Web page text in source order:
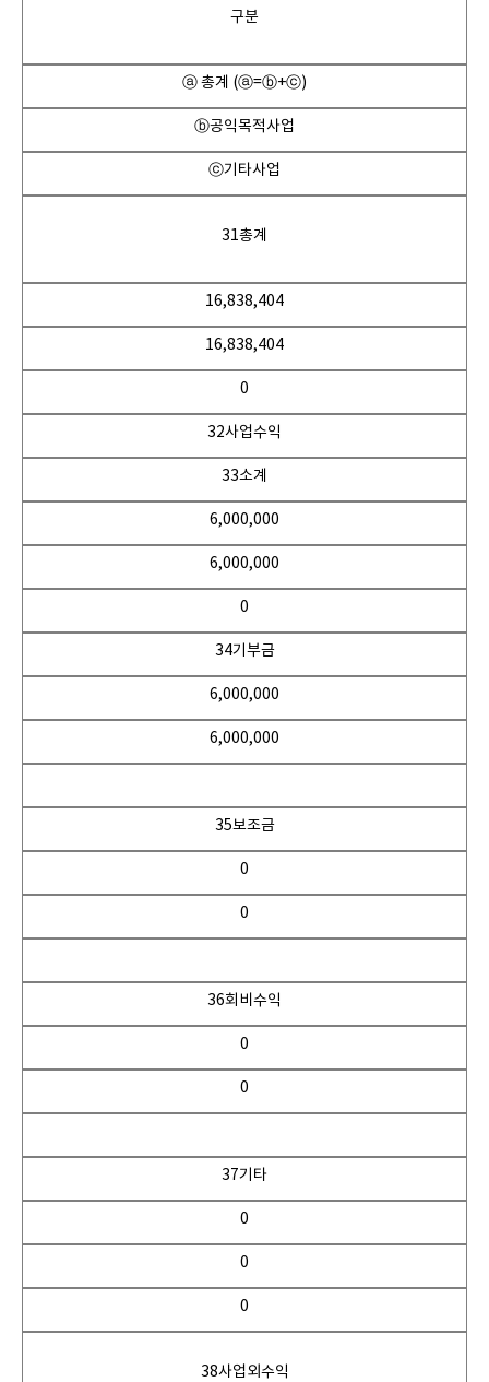
구분
ⓐ 총계 (ⓐ=ⓑ+ⓒ)
ⓑ공익목적사업
ⓒ기타사업
31총계
16,838,404
16,838,404
0
32사업수익
33소계
6,000,000
6,000,000
0
34기부금
6,000,000
6,000,000
35보조금
0
0
36회비수익
0
0
37기타
0
0
0
38사업외수익